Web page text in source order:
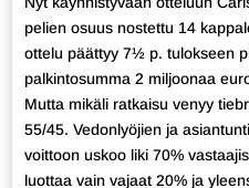
pelien osuus nostettu 14
ottelu päättyy 7½ p. tulokseen
palkintosumma 2 miljoonaa
Mutta mikäli ratkaisu venyy
55/45. Vedonlyöjien ja
voittoon uskoo liki 70%
luottaa vain vajaat 20% ja